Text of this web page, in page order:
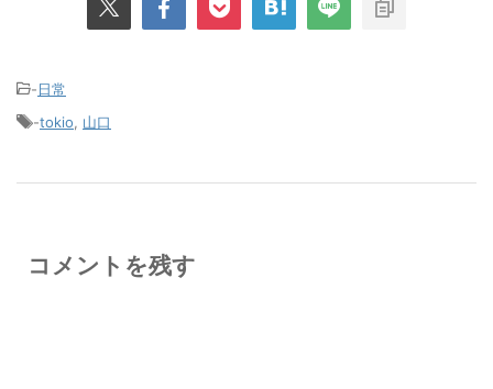
-日常
-tokio, 山口
コメントを残す